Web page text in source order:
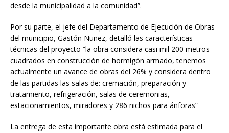
desde la municipalidad a la comunidad”.
Por su parte, el jefe del Departamento de Ejecución de Obras
del municipio, Gastón Nuñez, detalló las características
técnicas del proyecto “la obra considera casi mil 200 metros
cuadrados en construcción de hormigón armado, tenemos
actualmente un avance de obras del 26% y considera dentro
de las partidas las salas de: cremación, preparación y
tratamiento, refrigeración, salas de ceremonias,
estacionamientos, miradores y 286 nichos para ánforas”
La entrega de esta importante obra está estimada para el